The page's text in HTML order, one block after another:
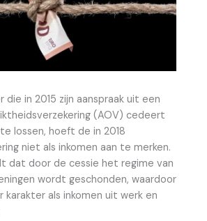
die in 2015 zijn aanspraak uit een
(AOV) cedeert
lossen, hoeft de in 2018
niet als inkomen aan te merken.
dat door de cessie het regime van
wordt geschonden, waardoor
karakter als inkomen uit werk en